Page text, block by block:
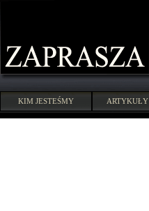
KIM JESTEŚMY ARTYKUŁY